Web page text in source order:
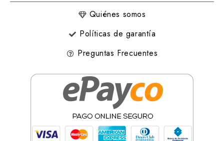
Quiénes somos
Políticas de garantía
Preguntas Frecuentes